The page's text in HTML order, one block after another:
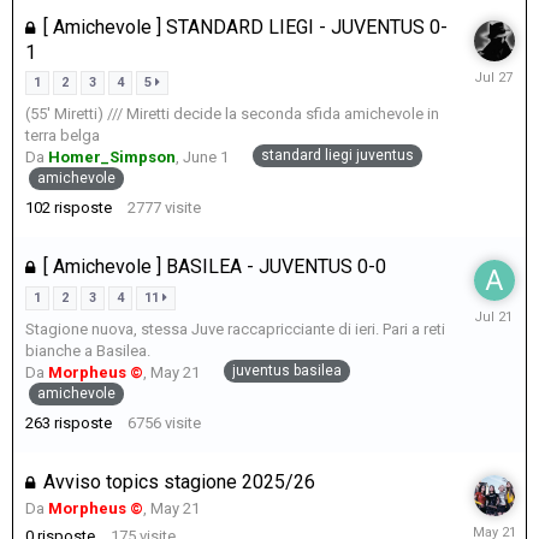
[ Amichevole ] STANDARD LIEGI - JUVENTUS 0-
1
1 2 3 4 5
(55' Miretti) /// Miretti decide la seconda sfida amichevole in
terra belga
Da Homer_Simpson June 1
standard liegi juventus
amichevole
102 risposte 2777 visite
July
[ Amichevole ] BASILEA - JUVENTUS 0-0
1 2 3 4 11
Stagione nuova, stessa Juve raccapricciante di ieri. Pari a reti
bianche a Basilea.
Da Morpheus © May 21
juventus basilea
amichevole
263 risposte 6756 visite
July
Avviso topics stagione 2025/26
Da Morpheus © May 21
May